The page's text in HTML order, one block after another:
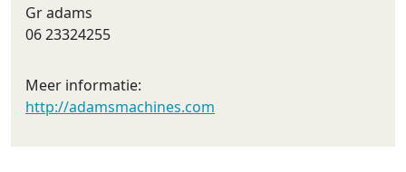
Gr adams
06 23324255
Meer informatie:
http://adamsmachines.com